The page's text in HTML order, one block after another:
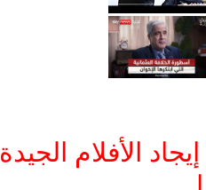
الأفلام الجيدة